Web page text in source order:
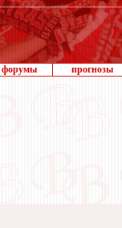
форумы прогнозы